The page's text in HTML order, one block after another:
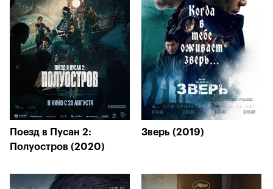
Поезд в Пусан 2:
Полуостров (2020)
Зверь (2019)